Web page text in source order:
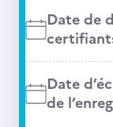
Date de
Date
de